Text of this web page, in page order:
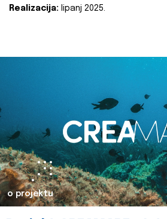
Realizacija: lipanj 2025.
o projektu